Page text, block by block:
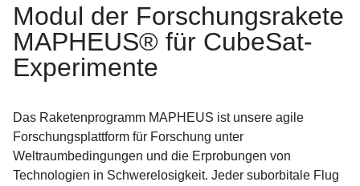
Modul der Forschungsrakete
MAPHEUS® für CubeSat-
Experimente
Das Raketenprogramm MAPHEUS ist unsere agile
Forschungsplattform für Forschung unter
Weltraumbedingungen und die Erprobungen von
Technologien in Schwerelosigkeit. Jeder suborbitale Flug